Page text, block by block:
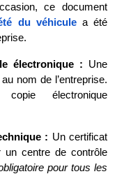
ce document
du véhicule a été
électronique : Une
nom de l’entreprise.
électronique
:
un centre de contrôle
pour tous les